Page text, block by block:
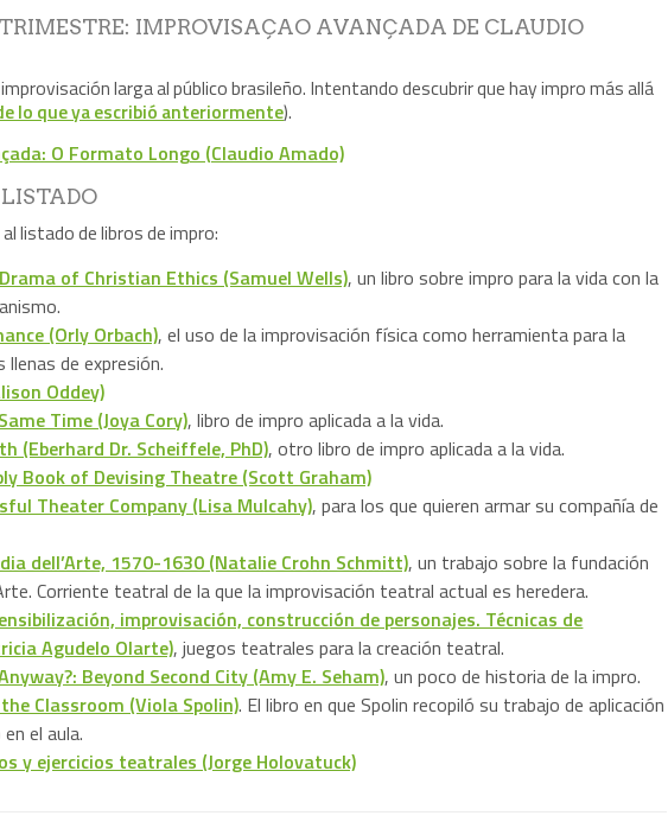
IMPROVISAÇAO AVANÇADA DE CLAUDIO
larga al público brasileño. Intentando descubrir que hay impro más allá
lo que ya escribió anteriormente).
O Formato Longo (Claudio Amado)
listado de libros de impro:
of Christian Ethics (Samuel Wells), un libro sobre impro para la vida con la
(Orly Orbach), el uso de la improvisación física como herramienta para la
llenas de expresión.
Oddey)
Time (Joya Cory), libro de impro aplicada a la vida.
(Eberhard Dr. Scheiffele, PhD), otro libro de impro aplicada a la vida.
Book of Devising Theatre (Scott Graham)
Theater Company (Lisa Mulcahy), para los que quieren armar su compañía de
dell’Arte, 1570-1630 (Natalie Crohn Schmitt), un trabajo sobre la fundación
Corriente teatral de la que la improvisación teatral actual es heredera.
improvisación, construcción de personajes. Técnicas de
Agudelo Olarte), juegos teatrales para la creación teatral.
Beyond Second City (Amy E. Seham), un poco de historia de la impro.
Classroom (Viola Spolin). El libro en que Spolin recopiló su trabajo de aplicación
el aula.
y ejercicios teatrales (Jorge Holovatuck)